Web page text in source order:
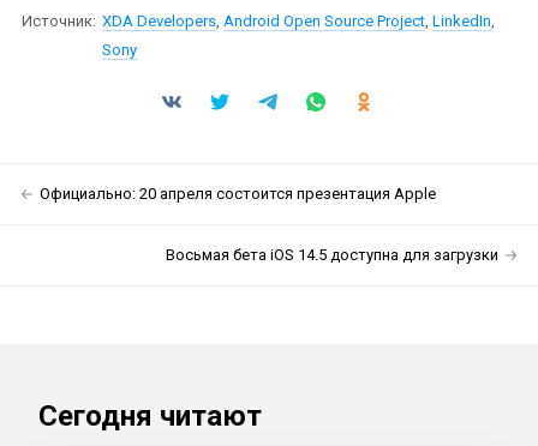
Источник: XDA Developers, Android Open Source Project, LinkedIn,
Sony
Официально: 20 апреля состоится презентация Apple
Восьмая бета iOS 14.5 доступна для загрузки
Сегодня читают